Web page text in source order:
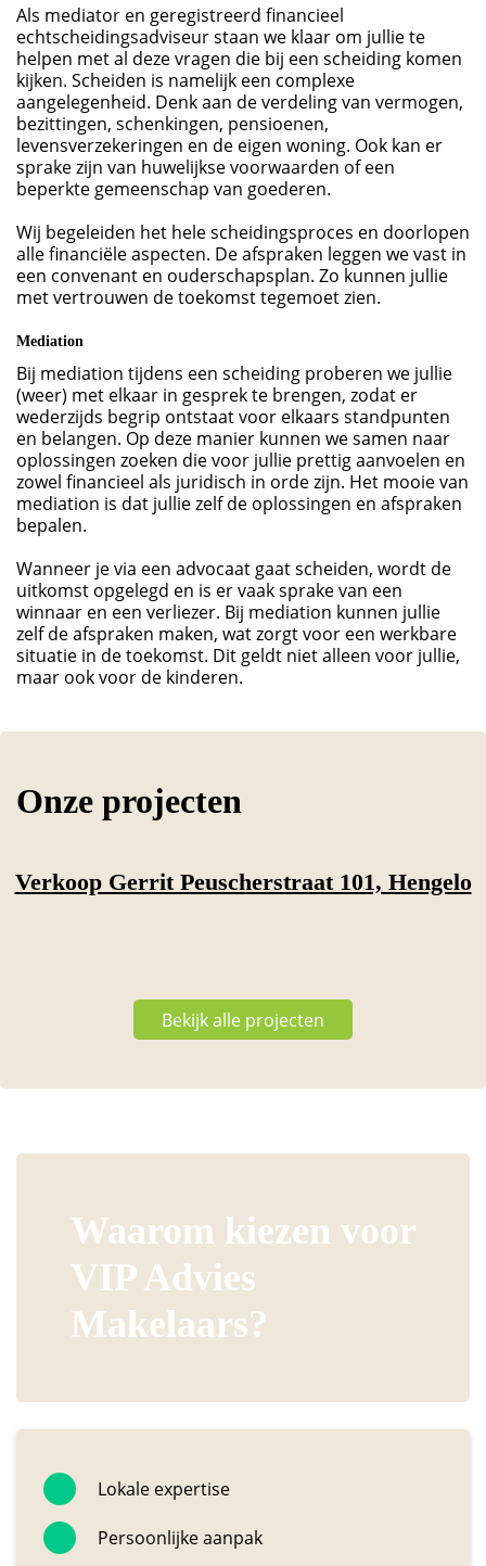
Als mediator en geregistreerd financieel
echtscheidingsadviseur staan we klaar om jullie te
helpen met al deze vragen die bij een scheiding komen
kijken. Scheiden is namelijk een complexe
aangelegenheid. Denk aan de verdeling van vermogen,
bezittingen, schenkingen, pensioenen,
levensverzekeringen en de eigen woning. Ook kan er
sprake zijn van huwelijkse voorwaarden of een
beperkte gemeenschap van goederen.
Wij begeleiden het hele scheidingsproces en doorlopen
alle financiële aspecten. De afspraken leggen we vast in
een convenant en ouderschapsplan. Zo kunnen jullie
met vertrouwen de toekomst tegemoet zien.
Mediation
Bij mediation tijdens een scheiding proberen we jullie
(weer) met elkaar in gesprek te brengen, zodat er
wederzijds begrip ontstaat voor elkaars standpunten
en belangen. Op deze manier kunnen we samen naar
oplossingen zoeken die voor jullie prettig aanvoelen en
zowel financieel als juridisch in orde zijn. Het mooie van
mediation is dat jullie zelf de oplossingen en afspraken
bepalen.
Wanneer je via een advocaat gaat scheiden, wordt de
uitkomst opgelegd en is er vaak sprake van een
winnaar en een verliezer. Bij mediation kunnen jullie
zelf de afspraken maken, wat zorgt voor een werkbare
situatie in de toekomst. Dit geldt niet alleen voor jullie,
maar ook voor de kinderen.
Onze projecten
Verkoop Gerrit Peuscherstraat 101, Hengelo
Bekijk alle projecten
Waarom kiezen voor
VIP Advies
Makelaars?
Lokale expertise
Persoonlijke aanpak